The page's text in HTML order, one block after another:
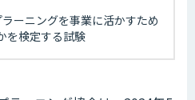
ーニングを事業に活かすため
を検定する試験